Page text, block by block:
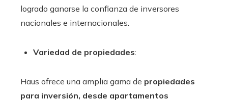
logrado ganarse la confianza de inversores
nacionales e internacionales.
Variedad de propiedades:
Haus ofrece una amplia gama de propiedades
para inversión, desde apartamentos